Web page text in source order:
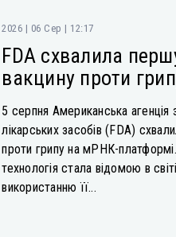
2026 | 06 Сер | 12:17
FDA схвалила
вакцину проти
5 серпня Американська агенція
лікарських засобів (FDA)
проти грипу на мРНК-
технологія стала відомою в
використанню її...